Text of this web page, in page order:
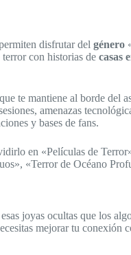
disfrutar del género
terror con historias de casas
te mantiene al borde del
amenazas
y bases de fans.
en «Películas de
«Terror de Océano
joyas ocultas que los
mejorar tu conexión